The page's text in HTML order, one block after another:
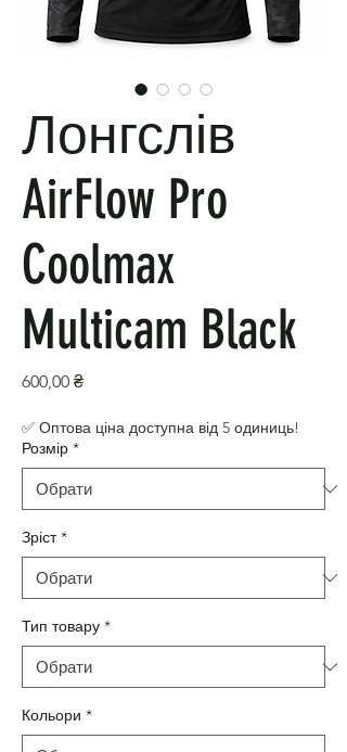
Лонгслів
AirFlow Pro
Coolmax
Multicam Black
600,00 ₴Ціна
✅ Оптова ціна доступна від 5 одиниць!
Розмір *
Зріст *
Тип товару *
Кольори *